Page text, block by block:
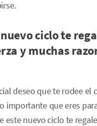
ciclo te
y muchas
deseo que te rodee el
importante que eres
este nuevo ciclo te